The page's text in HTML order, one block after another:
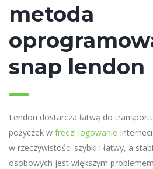
metoda
snap lendon
Lendon dostarcza łatwą do
pożyczek w freezl logowanie
w rzeczywistości szybki i łatwy, a
osobowych jest większym